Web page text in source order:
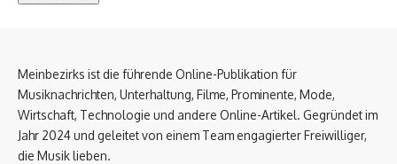
Meinbezirks ist die führende Online-Publikation für
Musiknachrichten, Unterhaltung, Filme, Prominente, Mode,
Wirtschaft, Technologie und andere Online-Artikel. Gegründet im
Jahr 2024 und geleitet von einem Team engagierter Freiwilliger,
die Musik lieben.